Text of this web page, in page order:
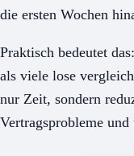
die ersten Wochen
Praktisch bedeutet
als viele lose
nur Zeit, sondern
Vertragsprobleme